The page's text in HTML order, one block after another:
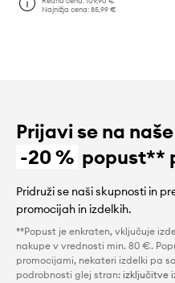
Najnižja cena:85,99 €
Prijavi se na
-20 % popust**
Pridruži se naši skupnosti in
promocijah in izdelkih.
**Popust je enkraten, vključuje
nakupe v vrednosti min. 80 €.
promocijami, nekateri izdelki pa
podrobnosti glej stran: izključitve